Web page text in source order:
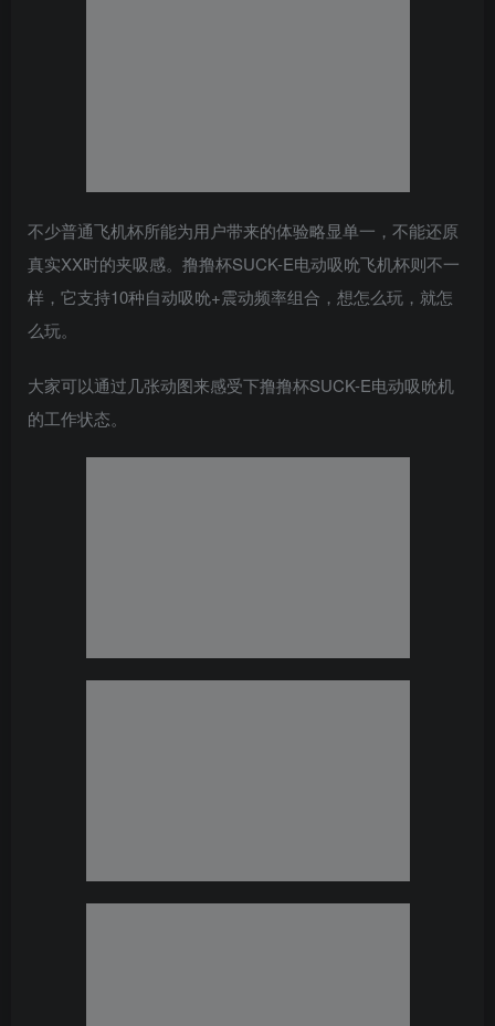
不少普通飞机杯所能为用户带来的体验略显单一，不能还原
真实XX时的夹吸感。撸撸杯SUCK-E电动吸吮飞机杯则不一
样，它支持10种自动吸吮+震动频率组合，想怎么玩，就怎
么玩。
大家可以通过几张动图来感受下撸撸杯SUCK-E电动吸吮机
的工作状态。